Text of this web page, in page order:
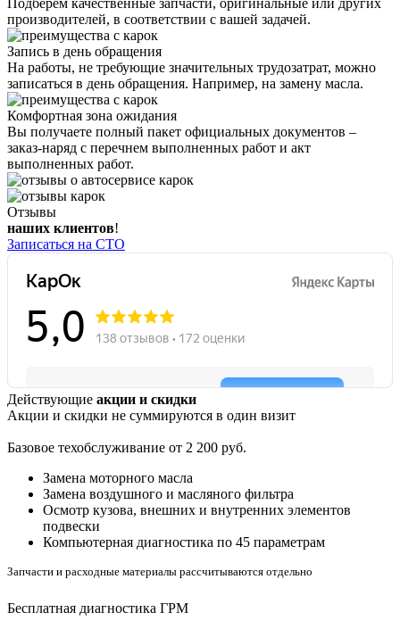
Подберем качественные запчасти, оригинальные или других
производителей, в соответствии с вашей задачей.
Запись в день обращения
На работы, не требующие значительных трудозатрат, можно
записаться в день обращения. Например, на замену масла.
Комфортная зона ожидания
Вы получаете полный пакет официальных документов –
заказ-наряд с перечнем выполненных работ и акт
выполненных работ.
Отзывы
наших клиентов!
Записаться на СТО
Действующие акции и скидки
Акции и скидки не суммируются в один визит
Базовое техобслуживание от 2 200 руб.
Замена моторного масла
Замена воздушного и масляного фильтра
Осмотр кузова, внешних и внутренних элементов
подвески
Компьютерная диагностика по 45 параметрам
Запчасти и расходные материалы рассчитываются отдельно
Бесплатная диагностика ГРМ